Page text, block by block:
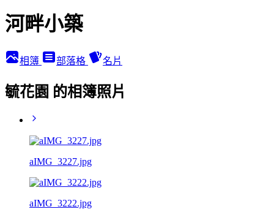
河畔小築
相簿 部落格 名片
毓花園 的相簿照片
aIMG_3227.jpg
aIMG_3222.jpg